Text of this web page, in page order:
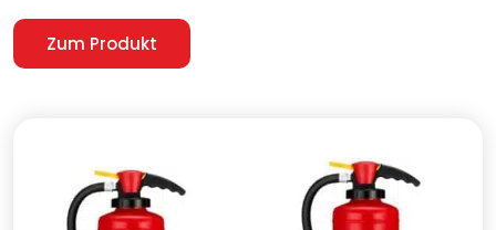
Zum Produkt